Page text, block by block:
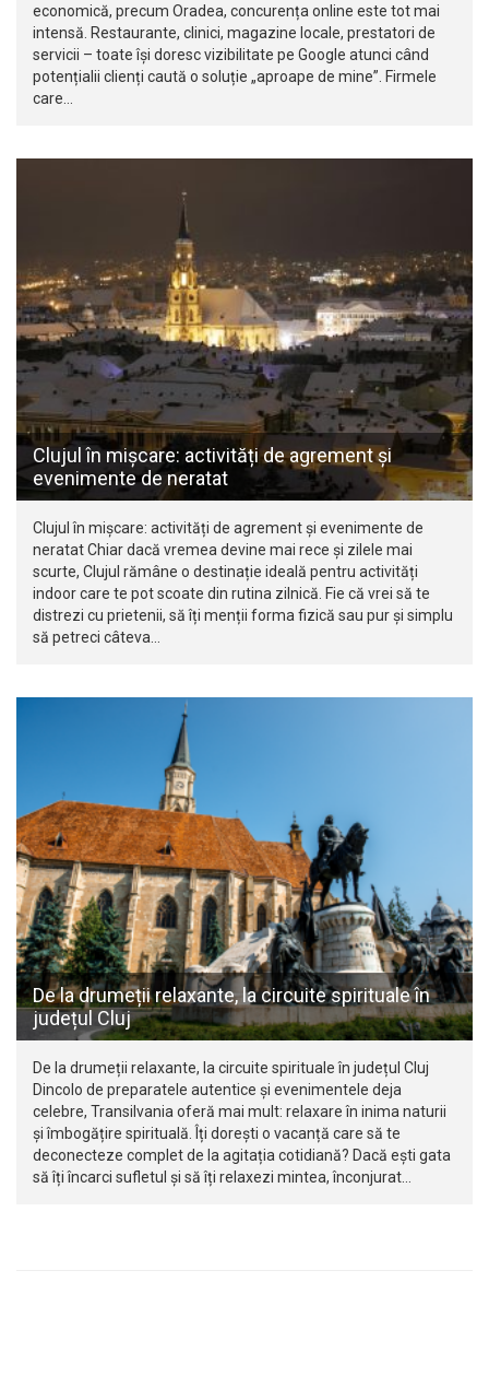
economică, precum Oradea, concurența online este tot mai
intensă. Restaurante, clinici, magazine locale, prestatori de
servicii – toate își doresc vizibilitate pe Google atunci când
potențialii clienți caută o soluție „aproape de mine”. Firmele
care…
Clujul în mișcare: activități de agrement și
evenimente de neratat
Clujul în mișcare: activități de agrement și evenimente de
neratat Chiar dacă vremea devine mai rece și zilele mai
scurte, Clujul rămâne o destinație ideală pentru activități
indoor care te pot scoate din rutina zilnică. Fie că vrei să te
distrezi cu prietenii, să îți menții forma fizică sau pur și simplu
să petreci câteva…
De la drumeții relaxante, la circuite spirituale în
județul Cluj
De la drumeții relaxante, la circuite spirituale în județul Cluj
Dincolo de preparatele autentice și evenimentele deja
celebre, Transilvania oferă mai mult: relaxare în inima naturii
și îmbogățire spirituală. Îți dorești o vacanță care să te
deconecteze complet de la agitația cotidiană? Dacă ești gata
să îți încarci sufletul și să îți relaxezi mintea, înconjurat…